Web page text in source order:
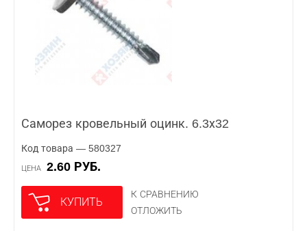
Саморез кровельный оцинк. 6.3х32
Код товара — 580327
ЦЕНА 2.60 РУБ.
КУПИТЬ
К СРАВНЕНИЮ
ОТЛОЖИТЬ